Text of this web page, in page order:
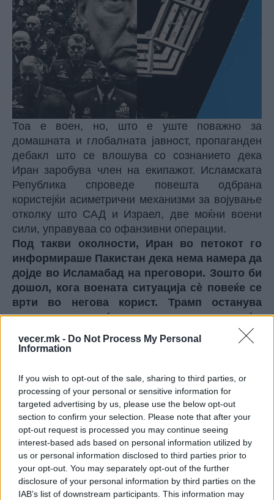
vecer.mk - Do Not Process My Personal
Information
If you wish to opt-out of the sale, sharing to third parties, or
processing of your personal or sensitive information for
targeted advertising by us, please use the below opt-out
section to confirm your selection. Please note that after your
opt-out request is processed you may continue seeing
interest-based ads based on personal information utilized by
us or personal information disclosed to third parties prior to
your opt-out. You may separately opt-out of the further
disclosure of your personal information by third parties on the
IAB’s list of downstream participants. This information may
Тоа е воен, но, што е уште поважно за
домашната и глобалната јавност, пропаганден
дебакл што се влошува со сознанието дека
Иран заробува член на екипажот. Исламската
Република спроведе повешта одбрана
користејќи асиметрични механизми за војување
отколку што САД и Израел, две моќни воени
сили, управуваа со офанзивни операции.
Под такви околности, Иран во петокот го
информираше Пакистан дека нема намера да
дојде во Исламабад на преговори. Зошто би
дошол, кога воената ситуација сè повеќе се
врти во негова корист. Трамп останува
затворен во својата ментална имагинација,
па во петокот тврди дека преговорите
продолжуваат. А потоа Иран, за да го збуни
да преговара, но само за барањата што ги
поставил, а не за американските.
Катар известува дека не сака да биде нов
посредник. Земјите од Персискиот Залив
стануваат свесни дека веројатно наскоро ќе се
соочат со Иран, кој можеби не е неоспорен
победник поради тешките уништувања што ги
претрпе, но сигурно не е поразен во војна со
најголемата светска сила.